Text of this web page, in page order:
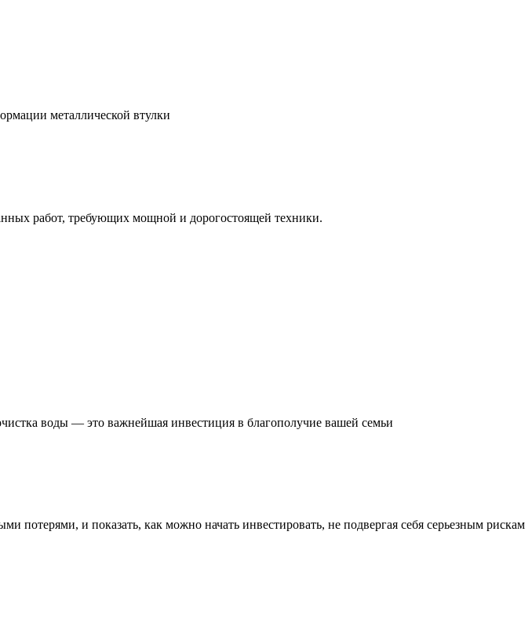
металлической втулки
работ, требующих мощной и дорогостоящей техники.
воды — это важнейшая инвестиция в благополучие вашей семьи
потерями, и показать, как можно начать инвестировать, не подвергая себя серьезным рискам